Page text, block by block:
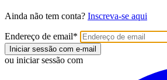
Ainda não tem conta? Inscreva-se aqui
Endereço de email*
Iniciar sessão com e-mail
ou iniciar sessão com